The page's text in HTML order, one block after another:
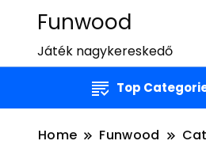
Funwood
Játék nagykereskedő
Top
Home Funwood